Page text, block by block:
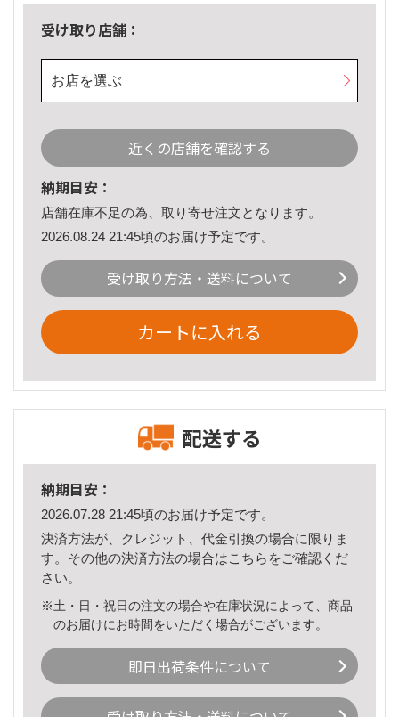
受け取り店舗：
お店を選ぶ
近くの店舗を確認する
納期目安：
店舗在庫不足の為、取り寄せ注文となります。
2026.08.24 21:45頃のお届け予定です。
受け取り方法・送料について
カートに入れる
配送する
納期目安：
2026.07.28 21:45頃のお届け予定です。
決済方法が、クレジット、代金引換の場合に限りま
す。その他の決済方法の場合はこちら をご確認くだ
さい。
※土・日・祝日の注文の場合や在庫状況によって、商品
のお届けにお時間をいただく場合がございます。
即日出荷条件について